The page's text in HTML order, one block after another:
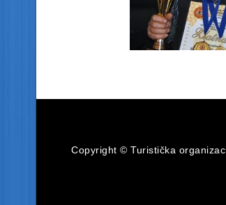
Copyright © Turistička